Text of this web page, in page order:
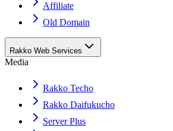
Affiliate
Old Domain
Rakko Web Services
Media
Rakko Techo
Rakko Daifukucho
Server Plus